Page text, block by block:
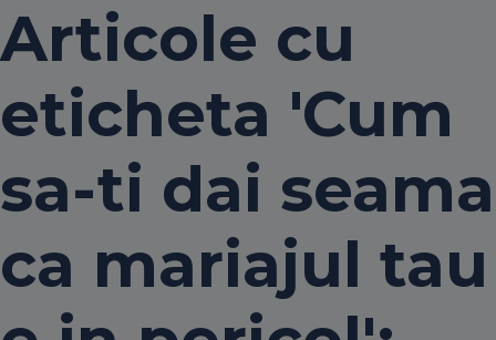
Articole cu
eticheta 'Cum
sa-ti dai seama
ca mariajul tau